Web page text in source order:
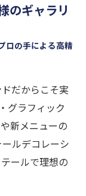
のギャラリ
ロの手による高精
だからこそ実
グラフィック
新メニューの
ルデコレーシ
ールで理想の